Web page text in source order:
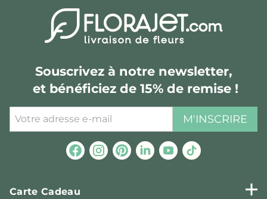
Souscrivez à notre newsletter,
et bénéficiez de 15% de remise !
M'INSCRIRE
Carte Cadeau